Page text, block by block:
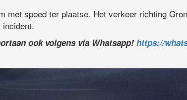
met spoed ter plaatse. Het verkeer richting
incident.
ook volgens via Whatsapp! https://